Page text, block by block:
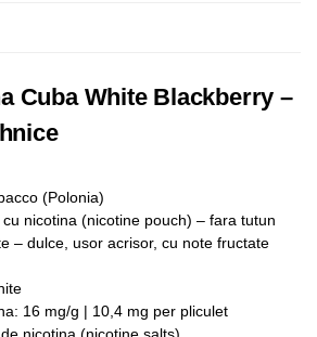
Cuba White Blackberry –
(Polonia)
nicotina (nicotine pouch) – fara tutun
– dulce, usor acrisor, cu note fructate
16 mg/g | 10,4 mg per pliculet